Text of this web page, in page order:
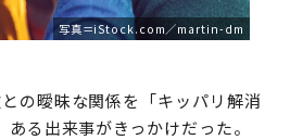
写真＝iStock.com／martin-dm